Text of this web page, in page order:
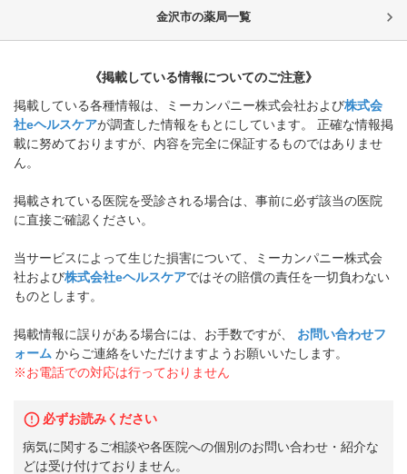
金沢市の薬局一覧
《掲載している情報についてのご注意》
掲載している各種情報は、ミーカンパニー株式会社および株式会
社eヘルスケアが調査した情報をもとにしています。 正確な情報掲
載に努めておりますが、内容を完全に保証するものではありませ
ん。
掲載されている医院を受診される場合は、事前に必ず該当の医院
に直接ご確認ください。
当サービスによって生じた損害について、ミーカンパニー株式会
社および株式会社eヘルスケアではその賠償の責任を一切負わない
ものとします。
掲載情報に誤りがある場合には、お手数ですが、
お問い合わせフ
ォーム からご連絡をいただけますようお願いいたします。
※お電話での対応は行っておりません
必ずお読みください
病気に関するご相談や各医院への個別のお問い合わせ・紹介な
どは受け付けておりません。